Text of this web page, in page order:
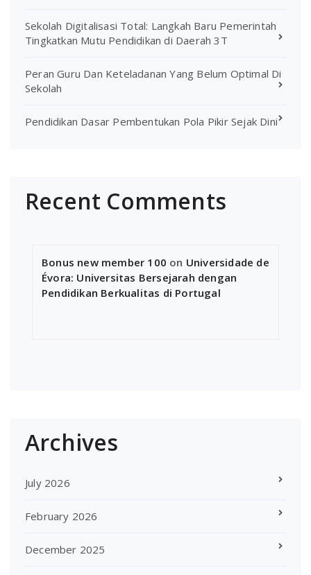
Sekolah Digitalisasi Total: Langkah Baru Pemerintah
Tingkatkan Mutu Pendidikan di Daerah 3T
Peran Guru Dan Keteladanan Yang Belum Optimal Di
Sekolah
Pendidikan Dasar Pembentukan Pola Pikir Sejak Dini
Recent Comments
Bonus new member 100 on Universidade de
Évora: Universitas Bersejarah dengan
Pendidikan Berkualitas di Portugal
Archives
July 2026
February 2026
December 2025